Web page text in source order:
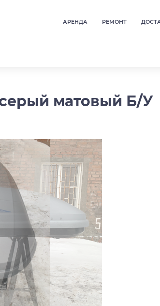
АРЕНДА РЕМОНТ
матовый Б/У